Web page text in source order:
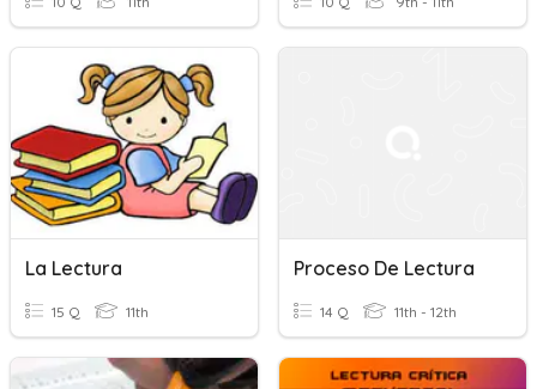
La Lectura
15 Q 11th
Proceso De Lectura
14 Q 11th - 12th